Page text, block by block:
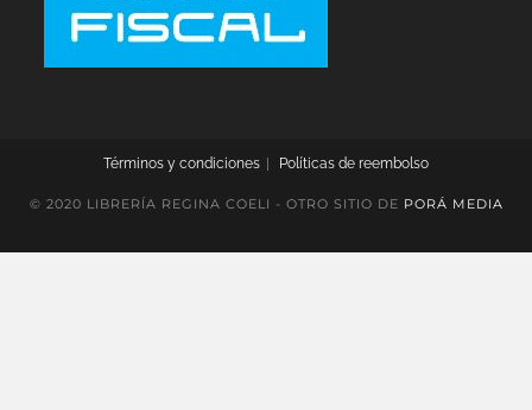
Términos y condiciones Políticas de reembolso
© 2020 LIBRERÍA REGINA COELI - OTRO SITIO DE PORÁ MEDIA